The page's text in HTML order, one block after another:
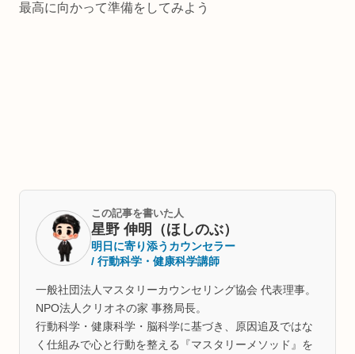
最高に向かって準備をしてみよう
この記事を書いた人
星野 伸明（ほしのぶ）
明日に寄り添うカウンセラー
/ 行動科学・健康科学講師
一般社団法人マスタリーカウンセリング協会 代表理事。
NPO法人クリオネの家 事務局長。
行動科学・健康科学・脳科学に基づき、原因追及ではな
く仕組みで心と行動を整える『マスタリーメソッド』を